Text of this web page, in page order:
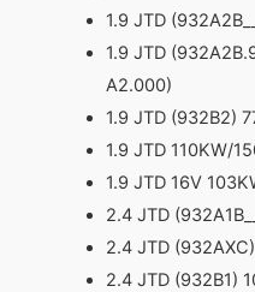
1.9 JTD
1.9 JTD
A2.000)
1.9 JTD (932B2)
1.9 JTD 110KW/
1.9 JTD 16V
2.4 JTD
2.4 JTD
2.4 JTD (932B1)